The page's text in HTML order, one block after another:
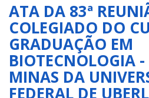
3ª
REUNIÃO/2021
DO
COLEGIADO
DO
CURSO
DE
ATA DA 83ª
COLEGIADO DO
GRADUAÇÃO EM
BIOTECNOLOGIA -
MINAS DA
FEDERAL DE